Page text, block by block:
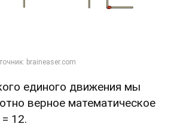
единого движения мы
верное математическое
12.